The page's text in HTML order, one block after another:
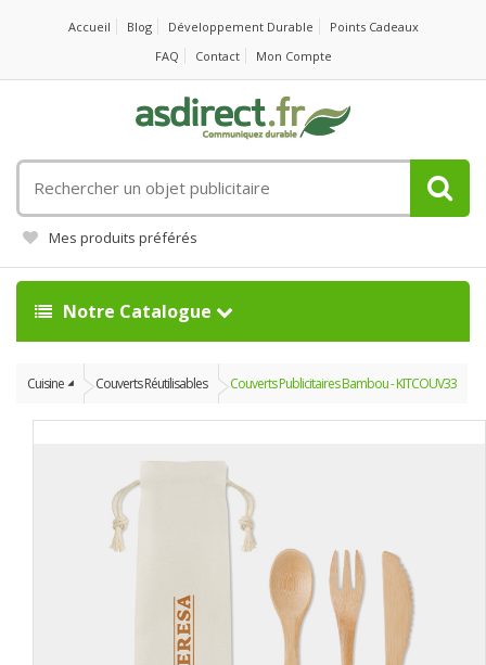
Accueil Blog Développement Durable
Points Cadeaux
FAQ
Contact Mon Compte
un
objet
publicitaire
Mes produits préférés
Notre Catalogue
Cuisine Couverts Réutilisables Couverts Publicitaires Bambou - KITCOUV33